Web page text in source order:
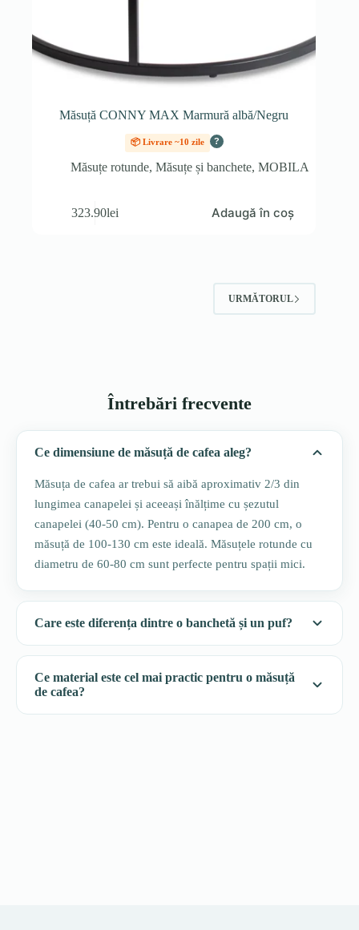
Măsuță CONNY MAX Marmură albă/Negru
📦 Livrare ~10 zile ?
Măsuțe rotunde,Măsuțe și banchete,MOBILA
323.90lei Adaugă în coș
URMĂTORUL
Întrebări frecvente
Ce dimensiune de măsuță de cafea aleg?
Măsuța de cafea ar trebui să aibă aproximativ 2/3 din
lungimea canapelei și aceeași înălțime cu șezutul
canapelei (40-50 cm). Pentru o canapea de 200 cm, o
măsuță de 100-130 cm este ideală. Măsuțele rotunde cu
diametru de 60-80 cm sunt perfecte pentru spații mici.
Care este diferența dintre o banchetă și un puf?
Ce material este cel mai practic pentru o măsuță
de cafea?